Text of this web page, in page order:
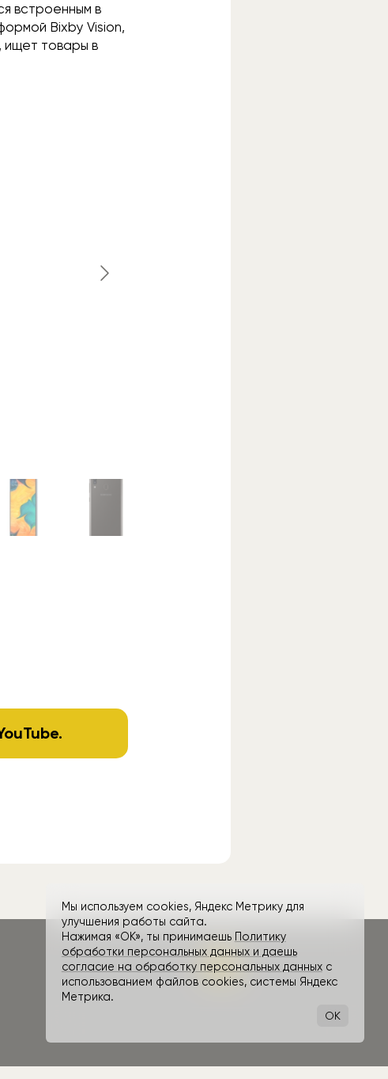
встроенным в
Bixby Vision,
ищет товары в
.
Мы используем cookies, Яндекс Метрику для
улучшения работы сайта.
Нажимая «ОК», ты принимаешь Политику
обработки персональных данных и даешь
согласие на обработку персональных данныхс
использованием файлов cookies, системы Яндекс
Метрика.
OK